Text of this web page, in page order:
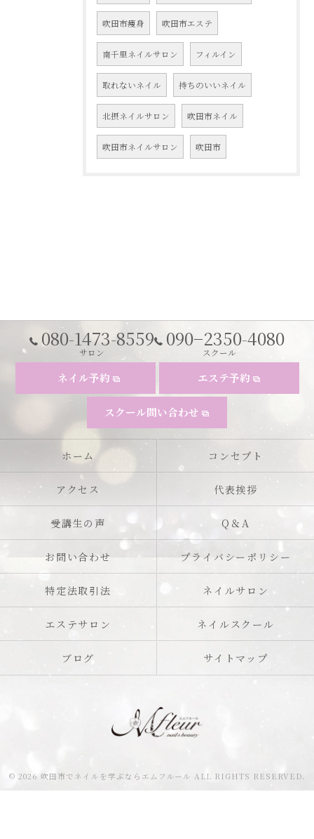
吹田市痩身 吹田市エステ
南千里ネイルサロン フィルイン
取れないネイル 持ちのいいネイル
北摂ネイルサロン 吹田市ネイル
吹田市ネイルサロン 吹田市
080-1473-8559
サロン
090−2350-4080
スクール
ネイル予約
スクール問い合わせ
エステ予約
ホーム コンセプト
アクセス 代表挨拶
受講生の声 Q＆A
お問い合わせ プライバシーポリシー
特定法取引法 ネイルサロン
エステサロン ネイルスクール
ブログ サイトマップ
© 2026 吹田市でネイルを学ぶならエムフルール ALL RIGHTS RESERVED.